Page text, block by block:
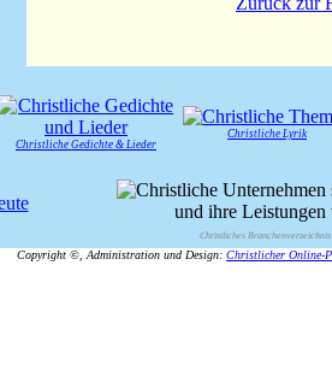
Christliche Gedichte & Lieder
Christliche Lyrik
Christliches Branchenverzeichnis
Copyright ©, Administration und Design: Christlicher Online-